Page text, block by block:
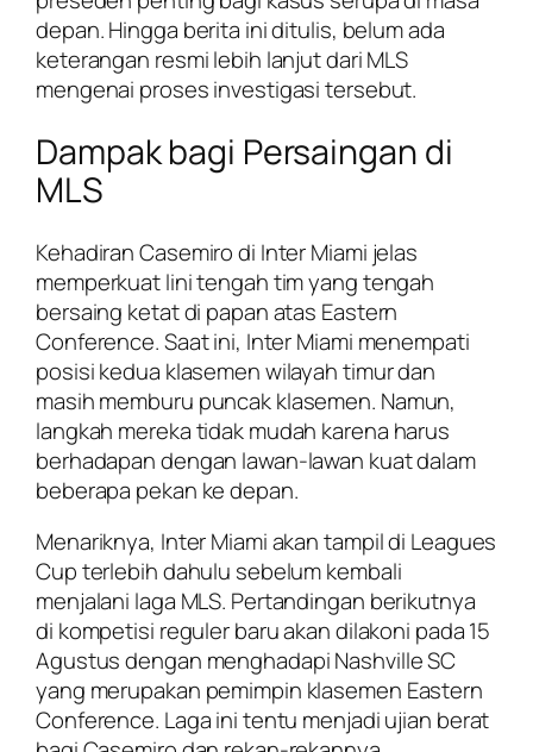
depan. Hingga berita ini ditulis, belum ada
keterangan resmi lebih lanjut dari MLS
mengenai proses investigasi tersebut.
Dampak bagi Persaingan di
MLS
Kehadiran Casemiro di Inter Miami jelas
memperkuat lini tengah tim yang tengah
bersaing ketat di papan atas Eastern
Conference. Saat ini, Inter Miami menempati
posisi kedua klasemen wilayah timur dan
masih memburu puncak klasemen. Namun,
langkah mereka tidak mudah karena harus
berhadapan dengan lawan-lawan kuat dalam
beberapa pekan ke depan.
Menariknya, Inter Miami akan tampil di Leagues
Cup terlebih dahulu sebelum kembali
menjalani laga MLS. Pertandingan berikutnya
di kompetisi reguler baru akan dilakoni pada 15
Agustus dengan menghadapi Nashville SC
yang merupakan pemimpin klasemen Eastern
Conference. Laga ini tentu menjadi ujian berat